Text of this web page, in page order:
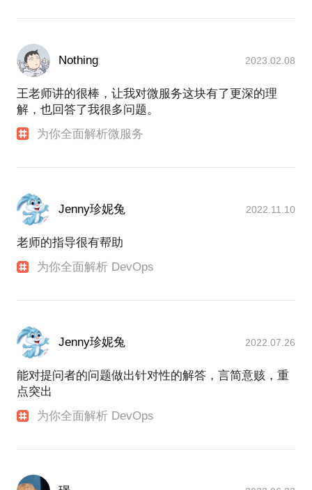
Nothing 2023.02.08
王老师讲的很棒，让我对微服务这块有了更深的理
解，也回答了我很多问题。
为你全面解析微服务
Jenny珍妮兔 2022.11.10
老师的指导很有帮助
为你全面解析 DevOps
Jenny珍妮兔 2022.07.26
能对提问者的问题做出针对性的解答，言简意赅，重
点突出
为你全面解析 DevOps